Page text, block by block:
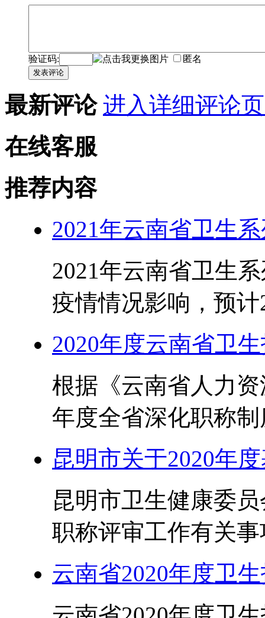
验证码: 匿名
发表评论
最新评论 进入详细评论
在线客服
推荐内容
2021年云南省卫生
2021年云南省卫生
疫情情况影响，预
2020年度云南省卫
根据《云南省人力
年度全省深化职称
昆明市关于2020年
昆明市卫生健康委
职称评审工作有关
云南省2020年度卫